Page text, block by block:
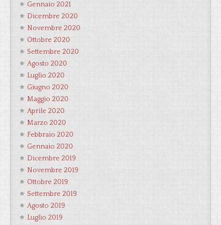
Gennaio 2021
Dicembre 2020
Novembre 2020
Ottobre 2020
Settembre 2020
Agosto 2020
Luglio 2020
Giugno 2020
Maggio 2020
Aprile 2020
Marzo 2020
Febbraio 2020
Gennaio 2020
Dicembre 2019
Novembre 2019
Ottobre 2019
Settembre 2019
Agosto 2019
Luglio 2019